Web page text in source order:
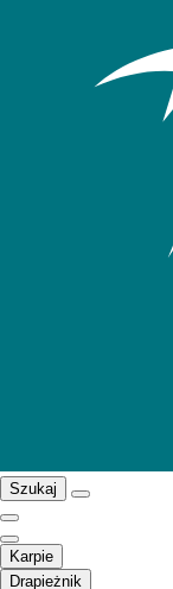
Szukaj
Karpie
Drapieżnik